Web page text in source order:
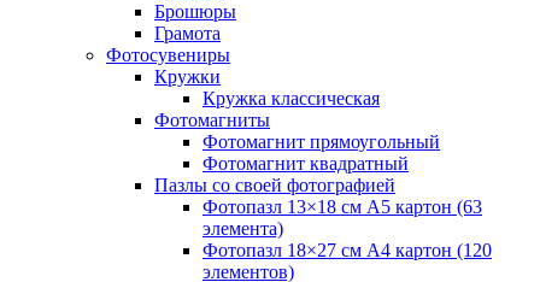
Брошюры
Грамота
Фотосувениры
Кружки
Кружка классическая
Фотомагниты
Фотомагнит прямоугольный
Фотомагнит квадратный
Пазлы со своей фотографией
Фотопазл 13×18 см А5 картон (63
элемента)
Фотопазл 18×27 см А4 картон (120
элементов)